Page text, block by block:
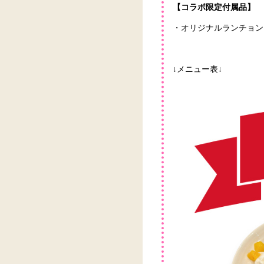
【コラボ限定付属品】
・オリジナルランチョ
↓メニュー表↓